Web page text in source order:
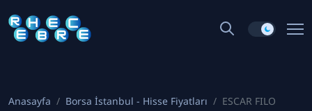
Anasayfa Borsa İstanbul - Hisse Fiyatları ESCAR FILO